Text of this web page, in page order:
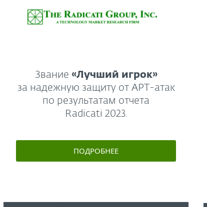
Звание «Лучший игрок»
за надежную защиту от APT-атак
по результатам отчета
Radicati 2023.
ПОДРОБНЕЕ